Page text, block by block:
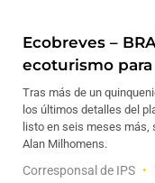
Ecobreves –
ecoturismo
Tras más de un
los últimos detalles del
listo en seis meses
Alan Milhomens.
Corresponsal de IPS